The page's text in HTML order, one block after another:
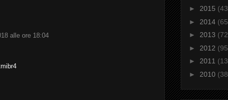
alle ore 18:04
► 2015
► 2014
► 2013
► 2012
► 2011
► 2010